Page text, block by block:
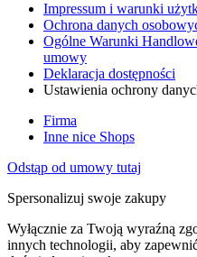
Impressum i warunki
Ochrona danych
Ogólne Warunki
umowy
Deklaracja dostępności
Ustawienia ochrony
Firma
Inne nice Shops
Odstąp od umowy tutaj
Spersonalizuj swoje zakupy
Wyłącznie za Twoją wyraźną
innych technologii, aby